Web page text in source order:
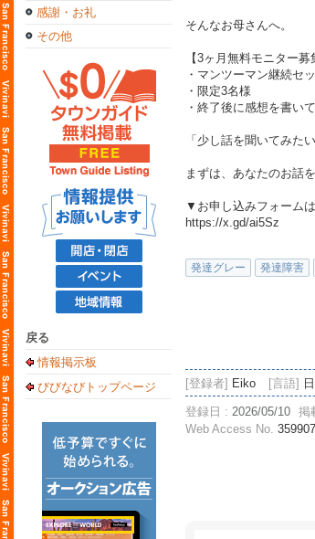
感謝・お礼
その他
戻る
情報掲示板
びびなびトップページ
そんなお母さんへ。
【3ヶ月無料モニター募
・マンツーマン継続セ
・限定3名様
・終了後に感想を書い
「少し話を聞いてみた
まずは、あなたのお話
▼お申し込みフォーム
https://x.gd/ai5Sz
発達グレー 発達障害
[登録者] Eiko [言語]
登録日 : 2026/05/10 掲
Web Access No.